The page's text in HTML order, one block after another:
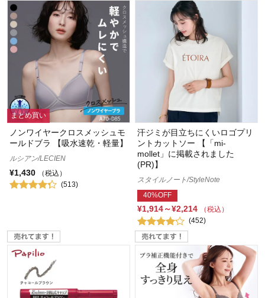
まとめ買い
ノンワイヤークロスメッシュモ
ールドブラ 【吸水速乾・軽量】
ルシアン/LECIEN
¥1,430
（税込）
(513)
汗ジミが目立ちにくいロゴプリ
ントカットソー 【「mi-
mollet」に掲載されました
(PR)】
スタイルノート/StyleNote
40%OFF
¥1,914～¥2,214
（税込）
(452)